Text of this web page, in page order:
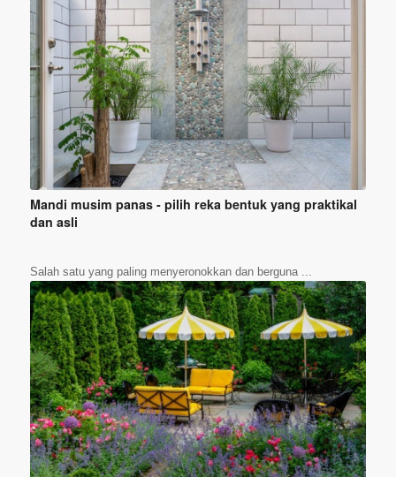
Mandi musim panas - pilih reka bentuk yang praktikal
dan asli
Salah satu yang paling menyeronokkan dan berguna ...